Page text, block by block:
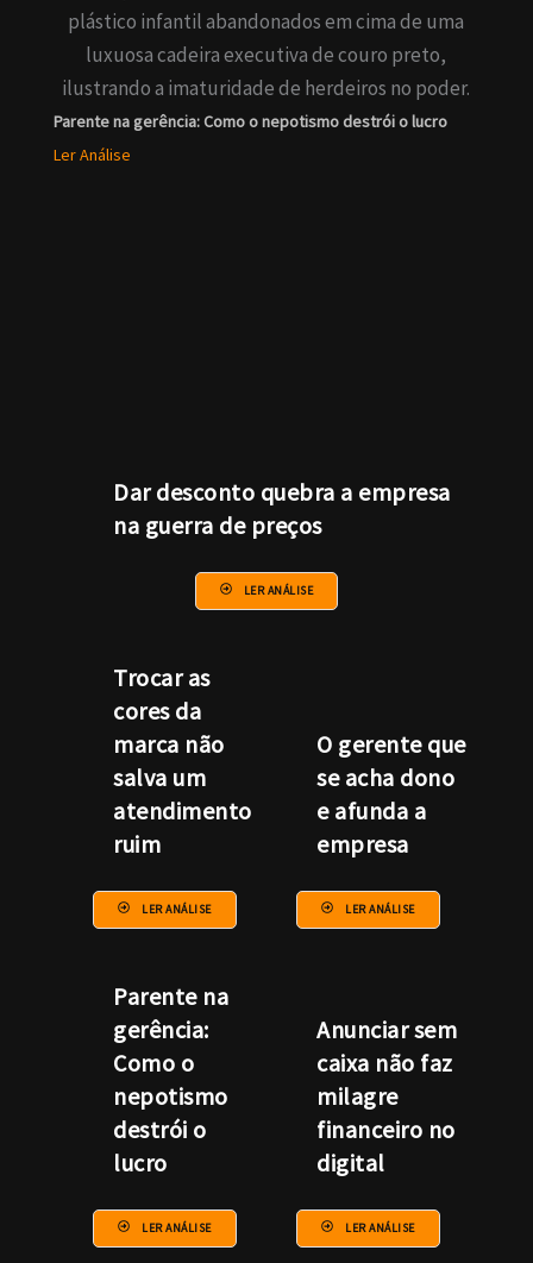
Parente na gerência: Como o nepotismo destrói o lucro
Ler Análise
Dar desconto quebra a empresa
na guerra de preços
LER ANÁLISE
Trocar as
cores da
marca não
salva um
atendimento
ruim
LER ANÁLISE
O gerente que
se acha dono
e afunda a
empresa
LER ANÁLISE
Parente na
gerência:
Como o
nepotismo
destrói o
lucro
LER ANÁLISE
Anunciar sem
caixa não faz
milagre
financeiro no
digital
LER ANÁLISE